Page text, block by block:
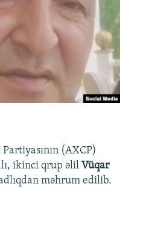
(AXCP)
ikinci qrup əlil Vüqar
məhrum edilib.